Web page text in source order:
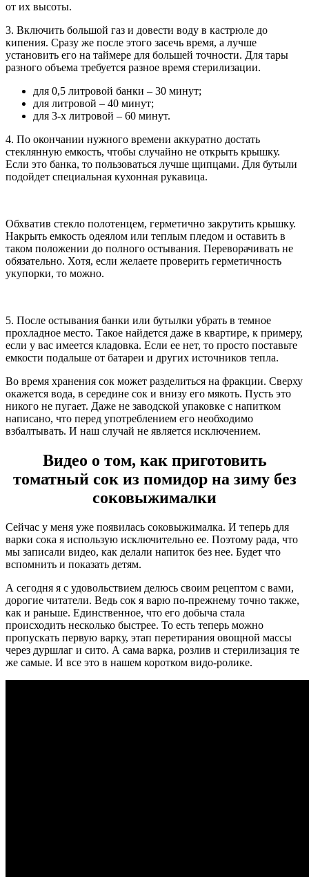
от их высоты.
3. Включить большой газ и довести воду в кастрюле до
кипения. Сразу же после этого засечь время, а лучше
установить его на таймере для большей точности. Для тары
разного объема требуется разное время стерилизации.
для 0,5 литровой банки – 30 минут;
для литровой – 40 минут;
для 3-х литровой – 60 минут.
4. По окончании нужного времени аккуратно достать
стеклянную емкость, чтобы случайно не открыть крышку.
Если это банка, то пользоваться лучше щипцами. Для бутыли
подойдет специальная кухонная рукавица.
Обхватив стекло полотенцем, герметично закрутить крышку.
Накрыть емкость одеялом или теплым пледом и оставить в
таком положении до полного остывания. Переворачивать не
обязательно. Хотя, если желаете проверить герметичность
укупорки, то можно.
5. После остывания банки или бутылки убрать в темное
прохладное место. Такое найдется даже в квартире, к примеру,
если у вас имеется кладовка. Если ее нет, то просто поставьте
емкости подальше от батареи и других источников тепла.
Во время хранения сок может разделиться на фракции. Сверху
окажется вода, в середине сок и внизу его мякоть. Пусть это
никого не пугает. Даже не заводской упаковке с напитком
написано, что перед употреблением его необходимо
взбалтывать. И наш случай не является исключением.
Видео о том, как приготовить
томатный сок из помидор на зиму без
соковыжималки
Сейчас у меня уже появилась соковыжималка. И теперь для
варки сока я использую исключительно ее. Поэтому рада, что
мы записали видео, как делали напиток без нее. Будет что
вспомнить и показать детям.
А сегодня я с удовольствием делюсь своим рецептом с вами,
дорогие читатели. Ведь сок я варю по-прежнему точно также,
как и раньше. Единственное, что его добыча стала
происходить несколько быстрее. То есть теперь можно
пропускать первую варку, этап перетирания овощной массы
через дуршлаг и сито. А сама варка, розлив и стерилизация те
же самые. И все это в нашем коротком видо-ролике.